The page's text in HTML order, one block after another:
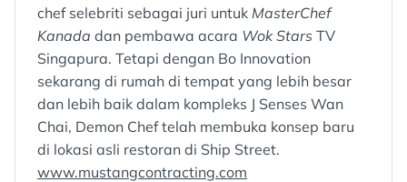
chef selebriti sebagai juri untuk MasterChef
Kanada dan pembawa acara Wok Stars TV
Singapura. Tetapi dengan Bo Innovation
sekarang di rumah di tempat yang lebih besar
dan lebih baik dalam kompleks J Senses Wan
Chai, Demon Chef telah membuka konsep baru
di lokasi asli restoran di Ship Street.
www.mustangcontracting.com